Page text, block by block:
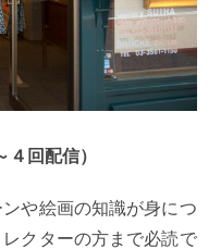
回配信）
や絵画の知識が身につ
クターの方まで必読で